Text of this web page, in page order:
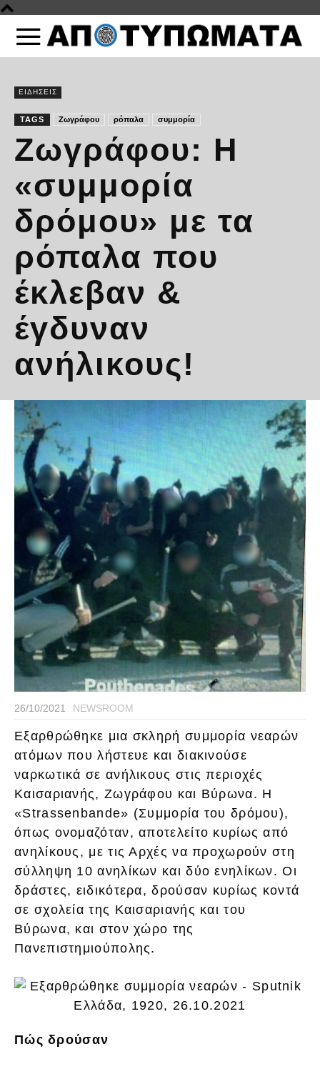
ΕΙΔΗΣΕΙΣ
TAGS Ζωγράφου ρόπαλα συμμορία
Ζωγράφου: Η
«συμμορία
δρόμου» με τα
ρόπαλα που
έκλεβαν &
έγδυναν
ανήλικους!
26/10/2021 NEWSROOM
Εξαρθρώθηκε μια σκληρή συμμορία νεαρών
ατόμων που λήστευε και διακινούσε
ναρκωτικά σε ανήλικους στις περιοχές
Καισαριανής, Ζωγράφου και Βύρωνα. Η
«Strassenbande» (Συμμορία του δρόμου),
όπως ονομαζόταν, αποτελείτο κυρίως από
ανηλίκους, με τις Αρχές να προχωρούν στη
σύλληψη 10 ανηλίκων και δύο ενηλίκων. Οι
δράστες, ειδικότερα, δρούσαν κυρίως κοντά
σε σχολεία της Καισαριανής και του
Βύρωνα, και στον χώρο της
Πανεπιστημιούπολης.
Πώς δρούσαν